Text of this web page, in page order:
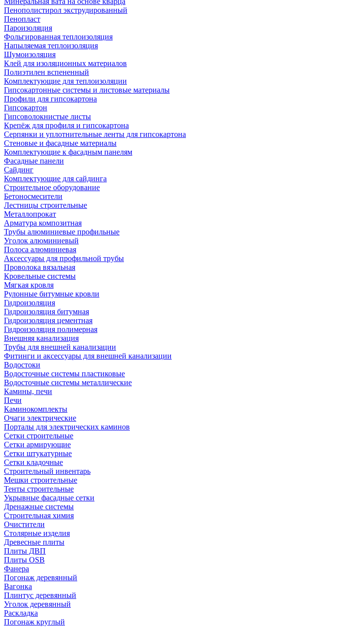
Пенополистирол экструдированный
Пенопласт
Пароизоляция
Фольгированная теплоизоляция
Напыляемая теплоизоляция
Шумоизоляция
Клей для изоляционных материалов
Полиэтилен вспененный
Комплектующие для теплоизоляции
Гипсокартонные системы и листовые материалы
Профили для гипсокартона
Гипсокартон
Гипсоволокнистые листы
Крепёж для профиля и гипсокартона
Серпянки и уплотнительные ленты для гипсокартона
Стеновые и фасадные материалы
Комплектующие к фасадным панелям
Фасадные панели
Сайдинг
Комплектующие для сайдинга
Строительное оборудование
Бетоносмесители
Лестницы строительные
Металлопрокат
Арматура композитная
Трубы алюминиевые профильные
Уголок алюминиевый
Полоса алюминиевая
Аксессуары для профильной трубы
Проволока вязальная
Кровельные системы
Мягкая кровля
Рулонные битумные кровли
Гидроизоляция
Гидроизоляция битумная
Гидроизоляция цементная
Гидроизоляция полимерная
Внешняя канализация
Трубы для внешней канализации
Фитинги и аксессуары для внешней канализации
Водостоки
Водосточные системы пластиковые
Водосточные системы металлические
Камины, печи
Печи
Каминокомплекты
Очаги электрические
Порталы для электрических каминов
Сетки строительные
Сетки армирующие
Сетки штукатурные
Сетки кладочные
Строительный инвентарь
Мешки строительные
Тенты строительные
Укрывные фасадные сетки
Дренажные системы
Строительная химия
Очистители
Столярные изделия
Древесные плиты
Плиты ДВП
Плиты OSB
Фанера
Погонаж деревянный
Вагонка
Плинтус деревянный
Уголок деревянный
Раскладка
Погонаж круглый